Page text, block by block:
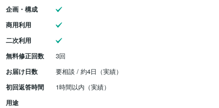
企画・構成
商用利用
二次利用
無料修正回数
3回
お届け日数
要相談 / 約4日（実績）
初回返答時間
1時間以内（実績）
用途